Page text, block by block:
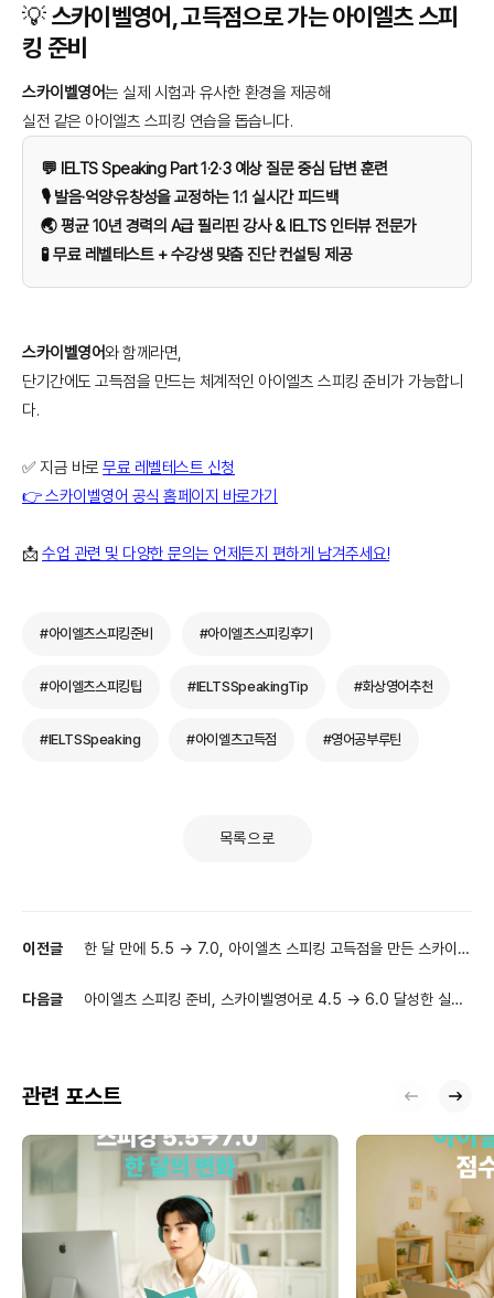
💡 스카이벨영어, 고득점으로 가는 아이엘츠 스피
킹 준비
스카이벨영어는 실제 시험과 유사한 환경을 제공해
실전 같은 아이엘츠 스피킹 연습을 돕습니다.
💬 IELTS Speaking Part 1·2·3 예상 질문 중심 답변 훈련
🎙️ 발음·억양·유창성을 교정하는 1:1 실시간 피드백
🌏 평균 10년 경력의 A급 필리핀 강사 & IELTS 인터뷰 전문가
🧪 무료 레벨테스트 + 수강생 맞춤 진단 컨설팅 제공
스카이벨영어와 함께라면,
단기간에도 고득점을 만드는 체계적인 아이엘츠 스피킹 준비가 가능합니
다.
✅ 지금 바로무료 레벨테스트 신청
👉스카이벨영어 공식 홈페이지 바로가기
📩수업 관련 및 다양한 문의는 언제든지 편하게 남겨주세요!
#아이엘츠스피킹준비 #아이엘츠스피킹후기
#아이엘츠스피킹팁 #IELTSSpeakingTip #화상영어추천
#IELTSSpeaking #아이엘츠고득점 #영어공부루틴
목록으로
이전글
한 달 만에 5.5 → 7.0, 아이엘츠 스피킹 고득점을 만든 스카이벨
다음글
아이엘츠 스피킹 준비, 스카이벨영어로 4.5 → 6.0 달성한 실전
관련 포스트